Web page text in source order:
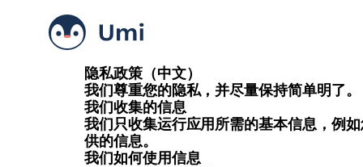
隐私政策（中文）
我们尊重您的隐私，并尽量保持简单明了。
我们收集的信息
我们只收集运行应用所需的基本信息，例
供的信息。
我们如何使用信息